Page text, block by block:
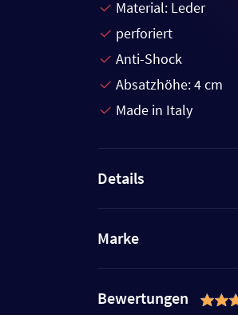
Material: Leder
perforiert
Anti-Shock
Absatzhöhe: 4 cm
Made in Italy
Details
Marke
Bewertungen